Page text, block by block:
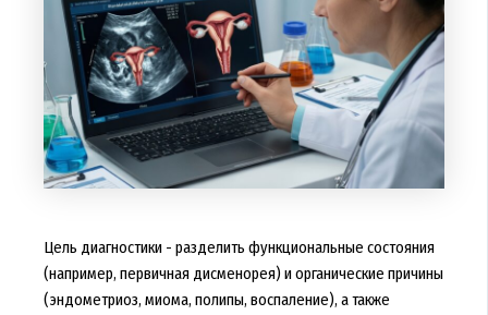
Цель диагностики - разделить функциональные состояния
(например, первичная дисменорея) и органические причины
(эндометриоз, миома, полипы, воспаление), а также